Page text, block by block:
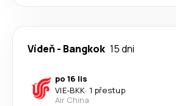
Vídeň- Bangkok 15 dni
po 16 lis
VIE-BKK· 1 přestup
Air China